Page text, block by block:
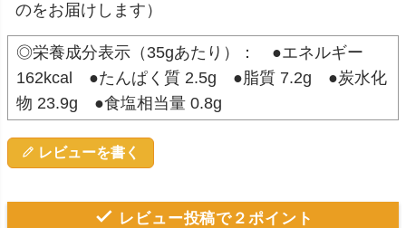
のをお届けします）
◎栄養成分表示（35gあたり）： ●エネルギー
162kcal ●たんぱく質 2.5g ●脂質 7.2g ●炭水化
物 23.9g ●食塩相当量 0.8g
レビューを書く
レビュー投稿で２ポイント